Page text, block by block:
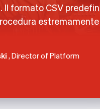
Il formato CSV
estremamente
, Director of Platform